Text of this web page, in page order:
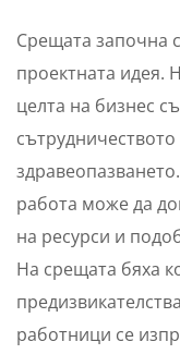
Срещата започна
проектната идея.
целта на бизнес
работа може да
на ресурси и
На срещата бяха
работници се